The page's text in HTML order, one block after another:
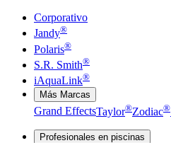
Corporativo
Jandy®
Polaris®
S.R. Smith®
iAquaLink®
Más Marcas
Grand EffectsTaylor®Zodiac®
Profesionales en piscinas